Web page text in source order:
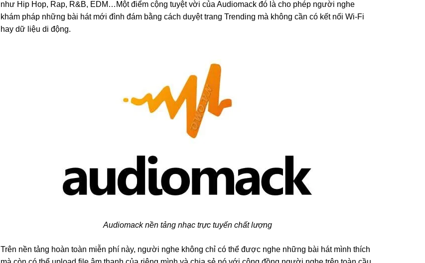
như Hip Hop, Rap, R&B, EDM…Một điểm cộng tuyệt vời của Audiomack đó là cho phép người nghe
khám pháp những bài hát mới đình đám bằng cách duyệt trang Trending mà không cần có kết nối Wi-Fi
hay dữ liệu di động.
Audiomack nền tảng nhạc trực tuyến chất lượng
Trên nền tảng hoàn toàn miễn phí này, người nghe không chỉ có thể được nghe những bài hát mình thích